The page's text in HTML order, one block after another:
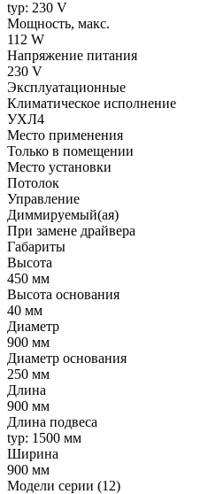
typ: 230 V
Мощность, макс.
112 W
Напряжение питания
230 V
Эксплуатационные
Климатическое исполнение
УХЛ4
Место применения
Только в помещении
Место установки
Потолок
Управление
Диммируемый(ая)
При замене драйвера
Габариты
Высота
450 мм
Высота основания
40 мм
Диаметр
900 мм
Диаметр основания
250 мм
Длина
900 мм
Длина подвеса
typ: 1500 мм
Ширина
900 мм
Модели серии (12)